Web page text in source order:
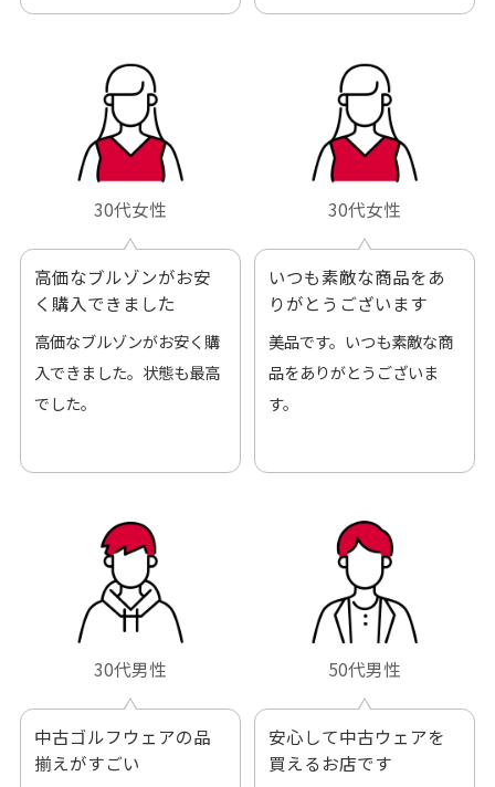
30代女性
高価なブルゾンがお安
く購入できました
高価なブルゾンがお安く購
入できました。状態も最高
でした。
30代女性
いつも素敵な商品をあ
りがとうございます
美品です。いつも素敵な商
品をありがとうございま
す。
30代男性
中古ゴルフウェアの品
揃えがすごい
50代男性
安心して中古ウェアを
買えるお店です